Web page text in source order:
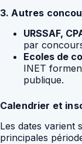
3. Autres
URSSAF,
par
Ecoles de
INET
publique.
Calendrier et
Les dates varient
principales